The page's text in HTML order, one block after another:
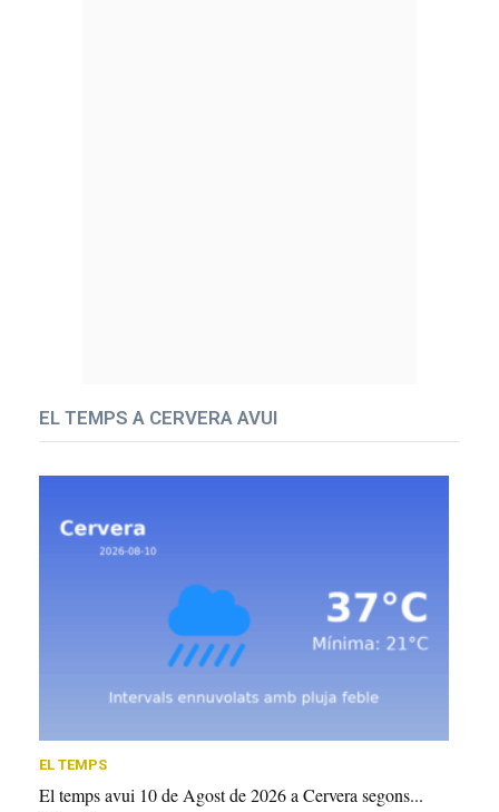
EL TEMPS A CERVERA AVUI
EL TEMPS
El temps avui 10 de Agost de 2026 a Cervera segons...